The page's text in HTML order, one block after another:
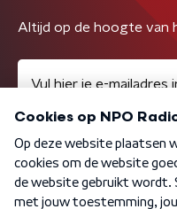
Altijd op de hoogte van
Algemene voorwaarden